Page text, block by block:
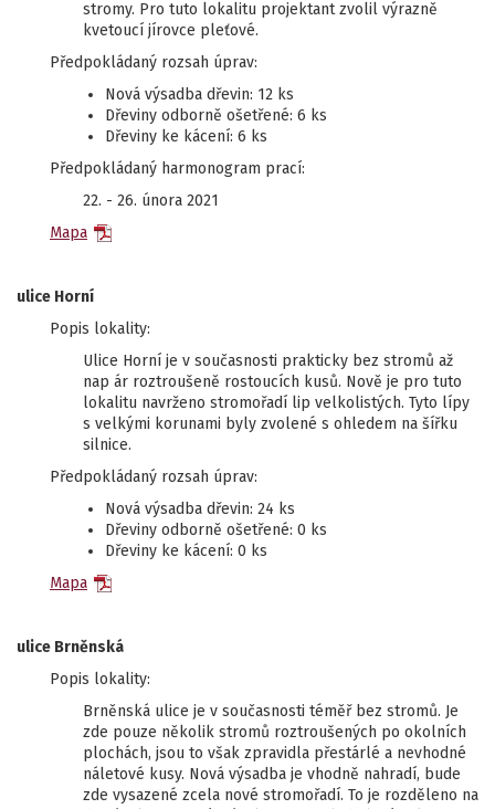
stromy. Pro tuto lokalitu projektant zvolil výrazně
kvetoucí jírovce pleťové.
Předpokládaný rozsah úprav:
Nová výsadba dřevin: 12 ks
Dřeviny odborně ošetřené: 6 ks
Dřeviny ke kácení: 6 ks
Předpokládaný harmonogram prací:
22. - 26. února 2021
Mapa
ulice Horní
Popis lokality:
Ulice Horní je v současnosti prakticky bez stromů až
nap ár roztroušeně rostoucích kusů. Nově je pro tuto
lokalitu navrženo stromořadí lip velkolistých. Tyto lípy
s velkými korunami byly zvolené s ohledem na šířku
silnice.
Předpokládaný rozsah úprav:
Nová výsadba dřevin: 24 ks
Dřeviny odborně ošetřené: 0 ks
Dřeviny ke kácení: 0 ks
Mapa
ulice Brněnská
Popis lokality:
Brněnská ulice je v současnosti téměř bez stromů. Je
zde pouze několik stromů roztroušených po okolních
plochách, jsou to však zpravidla přestárlé a nevhodné
náletové kusy. Nová výsadba je vhodně nahradí, bude
zde vysazené zcela nové stromořadí. To je rozděleno na